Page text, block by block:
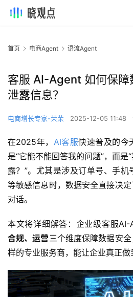
首页 电商Agent 语流Agent
客服 AI-Agent 如何保障
泄露信息？
电商增长专家-荣荣 2025-12-05 11:48
在2025年， AI客服快速普及的今
是“它能不能回答我的问题”，而是
露？”。尤其是涉及订单号、手
等敏感信息时，数据安全直接决
对话。
本文将详细解答：企业级客服
合规、运营三个维度保障数据安
样的专业服务商，能让企业真正做